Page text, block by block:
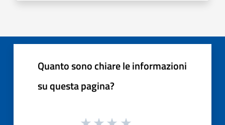
Quanto sono chiare le informazioni
su questa pagina?